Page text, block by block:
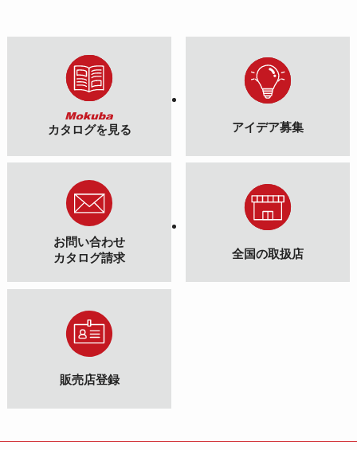
カタログを見る アイデア募集
お問い合わせ
カタログ請求
全国の取扱店
販売店登録